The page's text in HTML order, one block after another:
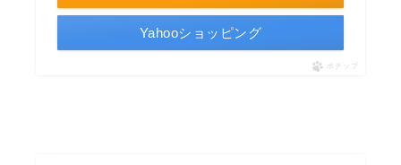
Yahooショッピング
ポチップ